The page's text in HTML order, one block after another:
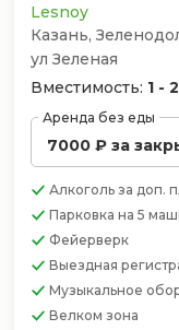
Lesnoy
Казань,
ул Зеленая
Вместимость: 1 -
Аренда без еды
7000 ₽ за
Алкоголь за доп.
Парковка на 5
Фейерверк
Выездная
Музыкальное
Велком зона